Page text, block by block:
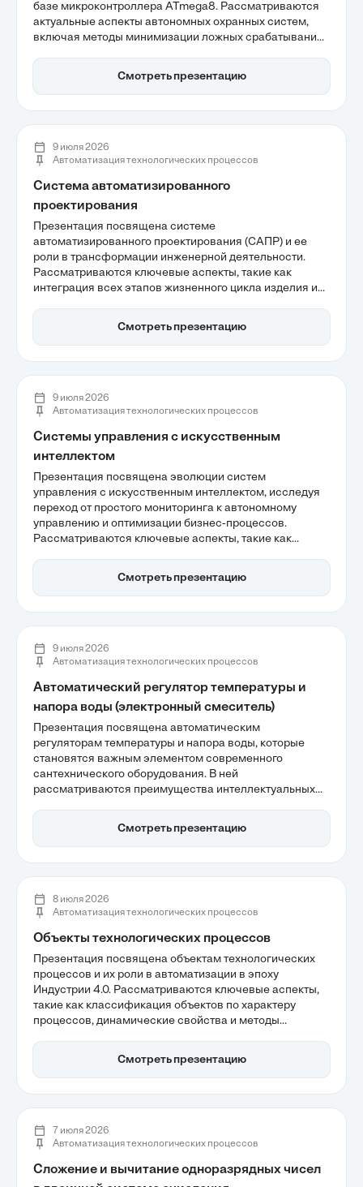
базе микроконтроллера ATmega8. Рассматриваются
актуальные аспекты автономных охранных систем,
включая методы минимизации ложных срабатываний
демонстрирует высокую надежность детекции, что
делает его эффективным решением для обеспечения
Смотреть презентацию
9 июля 2026
Автоматизация технологических процессов
Система автоматизированного
проектирования
Презентация посвящена системе
автоматизированного проектирования (САПР) и ее
роли в трансформации инженерной деятельности.
Рассматриваются ключевые аспекты, такие как
интеграция всех этапов жизненного цикла изделия и
которые значительно ускоряют процесс разработки.
Также подчеркивается важность САПР для
Смотреть презентацию
9 июля 2026
Автоматизация технологических процессов
Системы управления с искусственным
интеллектом
Презентация посвящена эволюции систем
управления с искусственным интеллектом, исследуя
переход от простого мониторинга к автономному
управлению и оптимизации бизнес-процессов.
Рассматриваются ключевые аспекты, такие как
управление процессами в реальном секторе.
Участники узнают о преимуществах внедрения ИИ в
Смотреть презентацию
9 июля 2026
Автоматизация технологических процессов
Автоматический регулятор температуры и
напора воды (электронный смеситель)
Презентация посвящена автоматическим
регуляторам температуры и напора воды, которые
становятся важным элементом современного
сантехнического оборудования. В ней
рассматриваются преимущества интеллектуальных
гигиеничности и экономии ресурсов. Также
обсуждается, как автоматизация исключает
Смотреть презентацию
8 июля 2026
Автоматизация технологических процессов
Объекты технологических процессов
Презентация посвящена объектам технологических
процессов и их роли в автоматизации в эпоху
Индустрии 4.0. Рассматриваются ключевые аспекты,
такие как классификация объектов по характеру
процессов, динамические свойства и методы
акцентируется внимание на важности интеграции
современных технологий для повышения
Смотреть презентацию
7 июля 2026
Автоматизация технологических процессов
Сложение и вычитание одноразрядных чисел